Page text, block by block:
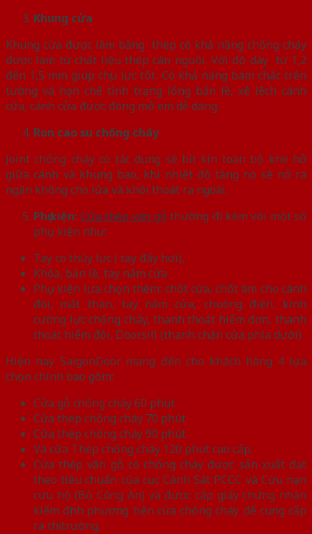
Khung cửa
Khung cửa được làm bằng thép có khả năng chống cháy
được làm từ chất liệu thép cán nguội. Với độ dày từ 1,2
đến 1,5 mm giúp chịu lực tốt. Có khả năng bám chắc trên
tường và hạn chế tình trạng lỏng bản lề, xệ lệch cánh
cửa, cánh cửa được đóng mở em dễ dàng.
Ron cao su chống cháy
Joint chống cháy có tác dụng sẽ bít kín toàn bộ khe hở
giữa cánh và khung bao, khi nhiệt độ tăng nó sẽ nở ra
ngăn không cho lửa và khói thoát ra ngoài.
Phụ kiện: Cửa thép vân gỗ thường đi kèm với một số
phụ kiện như:
Tay co thủy lực ( tay đẩy hơi),
Khóa, bản lề, tay nắm cửa
Phụ kiện lựa chọn thêm: chốt cửa, chốt âm cho cánh
đôi, mắt thần, tay nắm cửa, chuông điện, kính
cường lực chống cháy, thanh thoát hiểm đơn, thanh
thoát hiểm đôi, Doorsill (thanh chặn cửa phía dưới)
Hiện nay SaigonDoor mang đến cho khách hàng 4 lựa
chọn chính bao gồm:
Cửa gỗ chống cháy 60 phút.
Cửa thép chống cháy 70 phút
Cửa thép chống cháy 90 phút
Và cửa Thép chống cháy 120 phút cao cấp.
Cửa thép vân gỗ có chống cháy được sản xuất đạt
theo tiêu chuẩn của cục Cảnh Sát PCCC và Cứu nạn
cứu hộ (Bộ Công An) và được cấp giấy chứng nhận
kiểm định phương tiện cửa chống cháy để cung cấp
ra thị trường.